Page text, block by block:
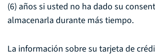
(6) años si usted no ha dado su
almacenarla durante más tiempo.
La información sobre su tarjeta de